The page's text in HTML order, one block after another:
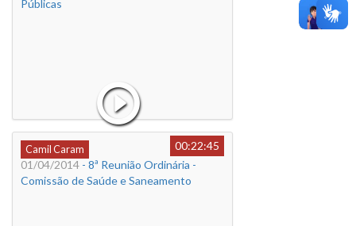
Públicas
Camil Caram
00:22:45
01/04/2014 - 8ª Reunião Ordinária -
Comissão de Saúde e Saneamento